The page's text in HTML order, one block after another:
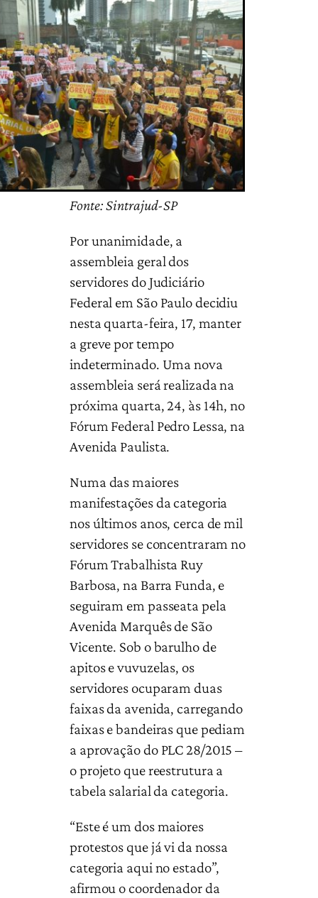
Fonte: Sintrajud-SP
Por unanimidade, a
assembleia geral dos
servidores do Judiciário
Federal em São Paulo decidiu
nesta quarta-feira, 17, manter
a greve por tempo
indeterminado. Uma nova
assembleia será realizada na
próxima quarta, 24, às 14h, no
Fórum Federal Pedro Lessa, na
Avenida Paulista.
Numa das maiores
manifestações da categoria
nos últimos anos, cerca de mil
servidores se concentraram no
Fórum Trabalhista Ruy
Barbosa, na Barra Funda, e
seguiram em passeata pela
Avenida Marquês de São
Vicente. Sob o barulho de
apitos e vuvuzelas, os
servidores ocuparam duas
faixas da avenida, carregando
faixas e bandeiras que pediam
a aprovação do PLC 28/2015 –
o projeto que reestrutura a
tabela salarial da categoria.
“Este é um dos maiores
protestos que já vi da nossa
categoria aqui no estado”,
afirmou o coordenador da